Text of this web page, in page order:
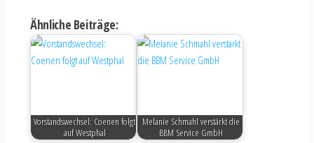
Ähnliche Beiträge:
Vorstandswechsel: Coenen folgt
auf Westphal
Melanie Schmahl verstärkt die
BBM Service GmbH